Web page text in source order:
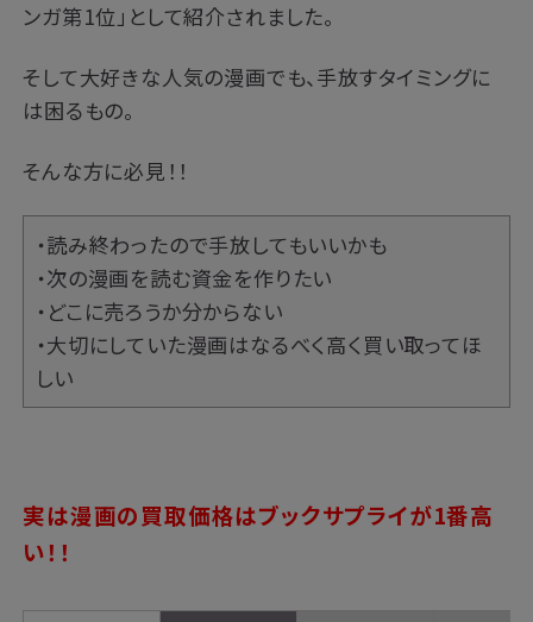
ンガ第1位」として紹介されました。
そして大好きな人気の漫画でも、手放すタイミングに
は困るもの。
そんな方に必見！！
・読み終わったので手放してもいいかも
・次の漫画を読む資金を作りたい
・どこに売ろうか分からない
・大切にしていた漫画はなるべく高く買い取ってほ
しい
実は漫画の買取価格はブックサプライが1番高
い！！